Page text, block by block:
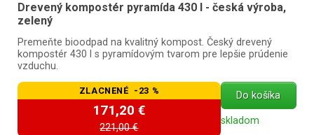
Drevený kompostér pyramída 430 l - česká výroba,
zelený
Premeňte bioodpad na kvalitný kompost. Český drevený
kompostér 430 l s pyramídovým tvarom pre lepšie prúdenie
vzduchu.
ZLACNENÉ -23 %
171,20 €
221,00 €
Do košíka
skladom